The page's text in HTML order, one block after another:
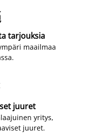
tarjouksia
maailmaa
juuret
yritys,
juuret.